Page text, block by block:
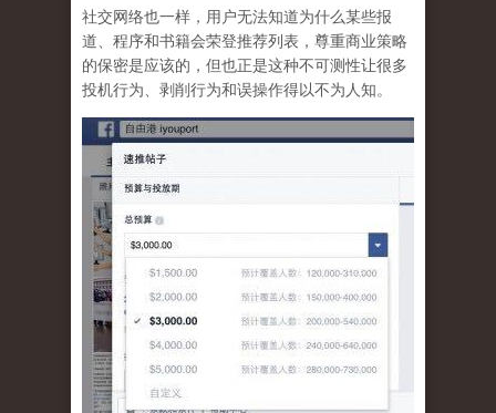
社交网络也一样， 用户无法知道为什么某些报
道、程序和书籍会荣登推荐列表，尊重商业策略
的保密是应该的，但也正是这种不可测性让很多
投机行为、剥削行为和误操作得以不为人知。